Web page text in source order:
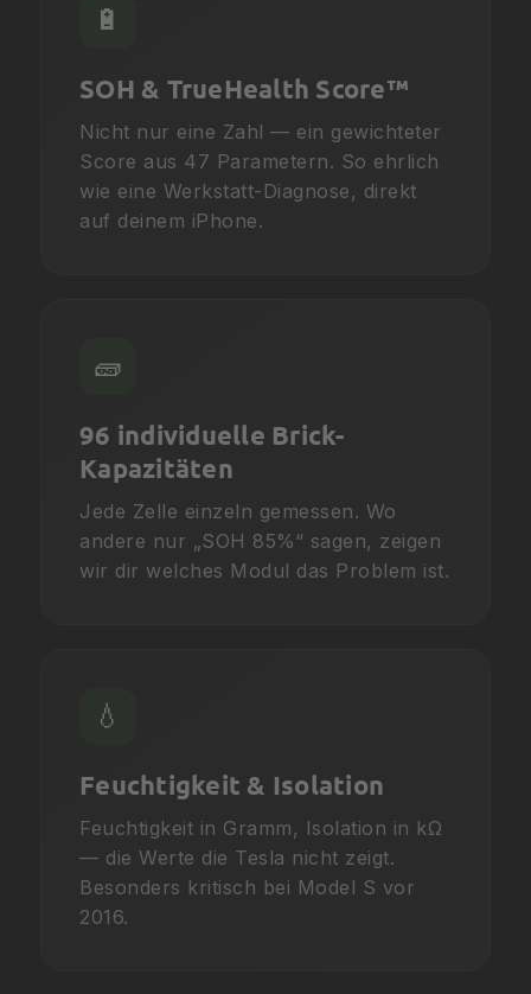
🔋
SOH & TrueHealth Score™
Nicht nur eine Zahl — ein gewichteter
Score aus 47 Parametern. So ehrlich
wie eine Werkstatt-Diagnose, direkt
auf deinem iPhone.
🧱
96 individuelle Brick-
Kapazitäten
Jede Zelle einzeln gemessen. Wo
andere nur „SOH 85%“ sagen, zeigen
wir dir welches Modul das Problem ist.
💧
Feuchtigkeit & Isolation
Feuchtigkeit in Gramm, Isolation in kΩ
— die Werte die Tesla nicht zeigt.
Besonders kritisch bei Model S vor
2016.